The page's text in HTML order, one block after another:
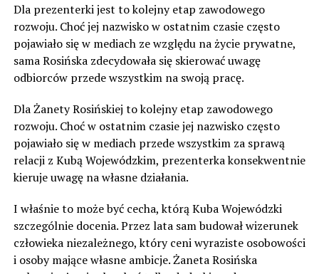
Dla prezenterki jest to kolejny etap zawodowego
rozwoju. Choć jej nazwisko w ostatnim czasie często
pojawiało się w mediach ze względu na życie prywatne,
sama Rosińska zdecydowała się skierować uwagę
odbiorców przede wszystkim na swoją pracę.
Dla Żanety Rosińskiej to kolejny etap zawodowego
rozwoju. Choć w ostatnim czasie jej nazwisko często
pojawiało się w mediach przede wszystkim za sprawą
relacji z Kubą Wojewódzkim, prezenterka konsekwentnie
kieruje uwagę na własne działania.
I właśnie to może być cecha, którą Kuba Wojewódzki
szczególnie docenia. Przez lata sam budował wizerunek
człowieka niezależnego, który ceni wyraziste osobowości
i osoby mające własne ambicje. Żaneta Rosińska